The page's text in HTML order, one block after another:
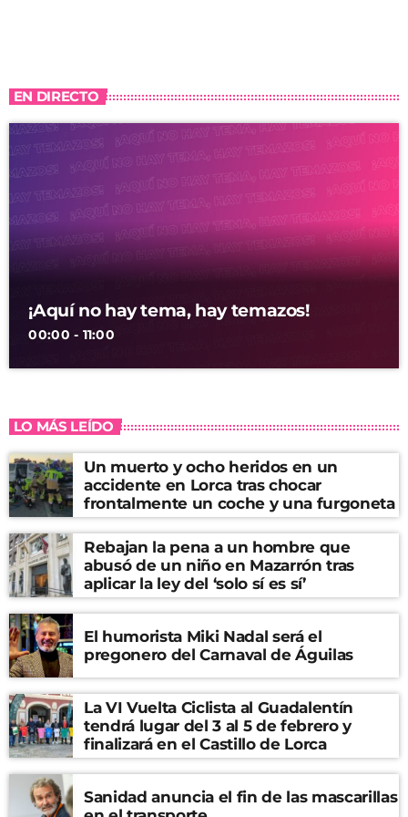
EN DIRECTO
¡Aquí no hay tema, hay temazos!
00:00 - 11:00
LO MÁS LEÍDO
Un muerto y ocho heridos en un
accidente en Lorca tras chocar
frontalmente un coche y una furgoneta
Rebajan la pena a un hombre que
abusó de un niño en Mazarrón tras
aplicar la ley del ‘solo sí es sí’
El humorista Miki Nadal será el
pregonero del Carnaval de Águilas
La VI Vuelta Ciclista al Guadalentín
tendrá lugar del 3 al 5 de febrero y
finalizará en el Castillo de Lorca
Sanidad anuncia el fin de las mascarillas